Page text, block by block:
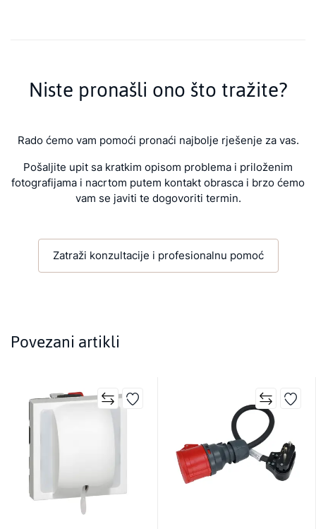
Niste pronašli ono što tražite?
Rado ćemo vam pomoći pronaći najbolje rješenje za vas.
Pošaljite upit sa kratkim opisom problema i priloženim
fotografijama i nacrtom putem kontakt obrasca i brzo ćemo
vam se javiti te dogovoriti termin.
Zatraži konzultacije i profesionalnu pomoć
Povezani artikli